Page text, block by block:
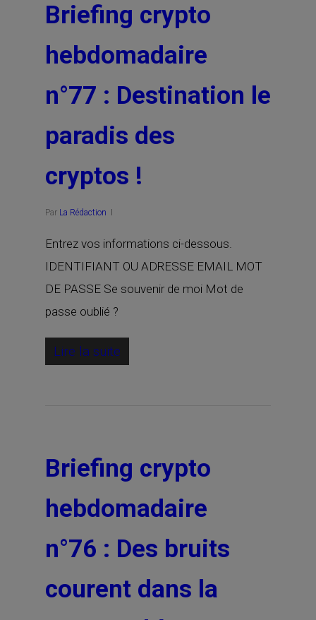
Briefing crypto
hebdomadaire
n°77 : Destination le
paradis des
cryptos !
Par La Rédaction
Entrez vos informations ci-dessous.
IDENTIFIANT OU ADRESSE EMAIL MOT
DE PASSE Se souvenir de moi Mot de
passe oublié ?
Lire la suite
Briefing crypto
hebdomadaire
n°76 : Des bruits
courent dans la